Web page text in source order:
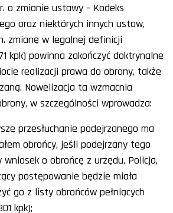
o zmianie ustawy – Kodeks
oraz niektórych innych ustaw,
zmianę w legalnej definicji
kpk) powinna zakończyć doktrynalne
realizacji prawa do obrony, także
Nowelizacja ta wzmacnia
w szczególności wprowadza:
przesłuchanie podejrzanego ma
obrońcy, jeśli podejrzany tego
wniosek o obrońcę z urzędu, Policja,
postępowanie będzie miała
go z listy obrońców pełniących
kpk);